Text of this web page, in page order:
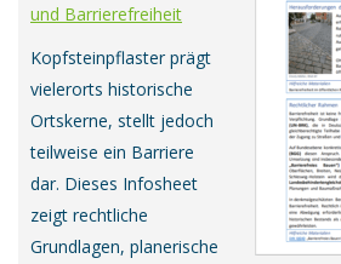
und Barrierefreiheit
Kopfsteinpflaster prägt
vielerorts historische
Ortskerne, stellt jedoch
teilweise ein Barriere
dar. Dieses Infosheet
zeigt rechtliche
Grundlagen, planerische